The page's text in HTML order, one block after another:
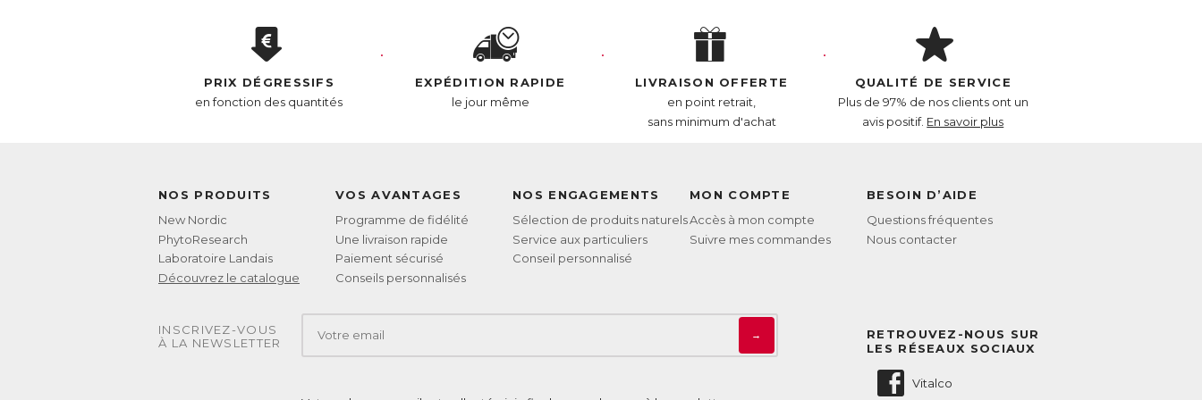
PRIX DÉGRESSIFS
en fonction des quantités
EXPÉDITION RAPIDE
le jour même
LIVRAISON OFFERTE
en point retrait,
sans minimum d'achat
QUALITÉ DE SERVICE
Plus de 97% de nos clients ont un
avis positif. En savoir plus
NOS PRODUITS
New Nordic
PhytoResearch
Laboratoire Landais
Découvrez le catalogue
VOS AVANTAGES
Programme de fidélité
Une livraison rapide
Paiement sécurisé
Conseils personnalisés
NOS ENGAGEMENTS
Sélection de produits naturels
Service aux particuliers
Conseil personnalisé
MON COMPTE
Accès à mon compte
Suivre mes commandes
BESOIN D’AIDE
Questions fréquentes
Nous contacter
RETROUVEZ-NOUS SUR
LES RÉSEAUX SOCIAUX
Vitalco
INSCRIVEZ-VOUS
À LA NEWSLETTER
→